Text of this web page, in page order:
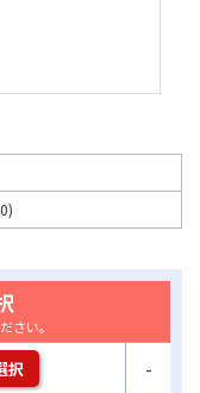
さい。
択 -